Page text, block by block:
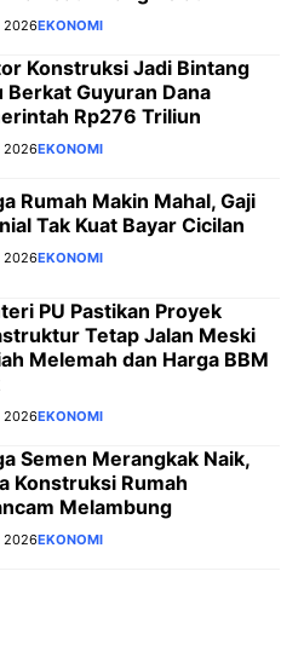
2026EKONOMI
Konstruksi Jadi Bintang
Berkat Guyuran Dana
Rp276 Triliun
2026EKONOMI
Rumah Makin Mahal, Gaji
Tak Kuat Bayar Cicilan
2026EKONOMI
PU Pastikan Proyek
Tetap Jalan Meski
Melemah dan Harga BBM
2026EKONOMI
Semen Merangkak Naik,
Konstruksi Rumah
Melambung
2026EKONOMI